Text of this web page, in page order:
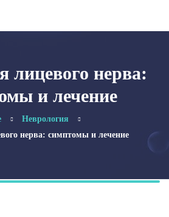
лицевого нерва:
и лечение
Неврология
нерва: симптомы и лечение